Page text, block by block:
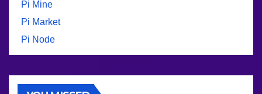
Pi Mine
Pi Market
Pi Node